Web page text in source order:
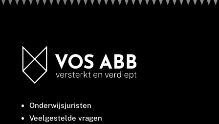
Onderwijsjuristen
Veelgestelde vragen